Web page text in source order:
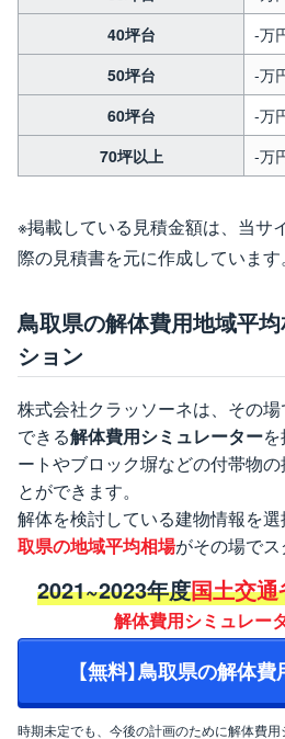
40坪台
-万
50坪台
-万
60坪台
-万
70坪以上
-万
※掲載している見積金額は、当サ
際の見積書を元に作成しています。
鳥取県の解体費用地域平
ション
株式会社クラッソーネは、その
できる解体費用シミュレーター
ートやブロック塀などの付帯物
とができます。
解体を検討している建物情報を
取県の地域平均相場がその場でス
2021~2023年度国土交
解体費用シミュレー
【無料】鳥取県の解体
時期未定でも、今後の計画のために解体費